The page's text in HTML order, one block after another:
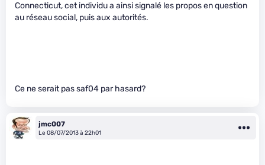
Connecticut, cet individu a ainsi signalé les propos en question
au réseau social, puis aux autorités.
Ce ne serait pas saf04 par hasard?
jmc007
Le 08/07/2013 à 22h01